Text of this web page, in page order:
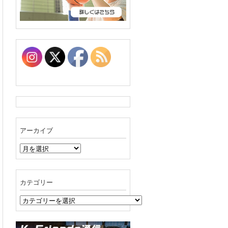
アーカイブ
ア
ー
ブ
カテゴリー
カ
テ